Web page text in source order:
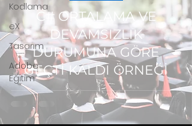
Kodlama
eX
Tasarım
Adobe
Eğitim
C# ORTALAMA VE
DEVAMSIZLIK
DURUMUNA GÖRE
GEÇTİ KALDI ÖRNEĞİ